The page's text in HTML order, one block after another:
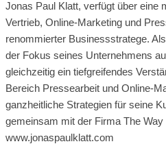
Jonas Paul Klatt, verfügt über eine
Vertrieb, Online-Marketing und
renommierter Businessstratege.
der Fokus seines Unternehmens
gleichzeitig ein tiefgreifendes
Bereich Pressearbeit und Online-
ganzheitliche Strategien für seine
gemeinsam mit der Firma The
www.jonaspaulklatt.com